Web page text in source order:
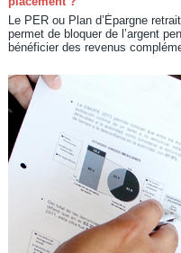
Le PER ou Plan d’Épargne
permet de bloquer de l’argent
bénéficier des revenus